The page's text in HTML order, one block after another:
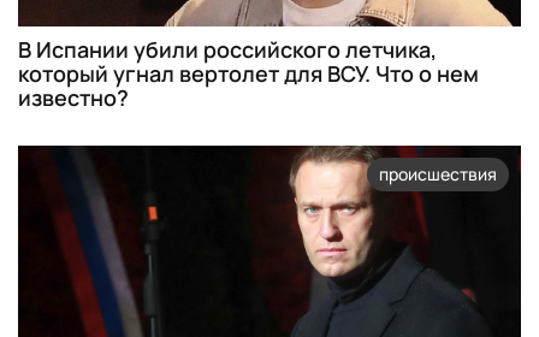
В Испании убили российского летчика,
который угнал вертолет для ВСУ. Что о нем
известно?
происшествия